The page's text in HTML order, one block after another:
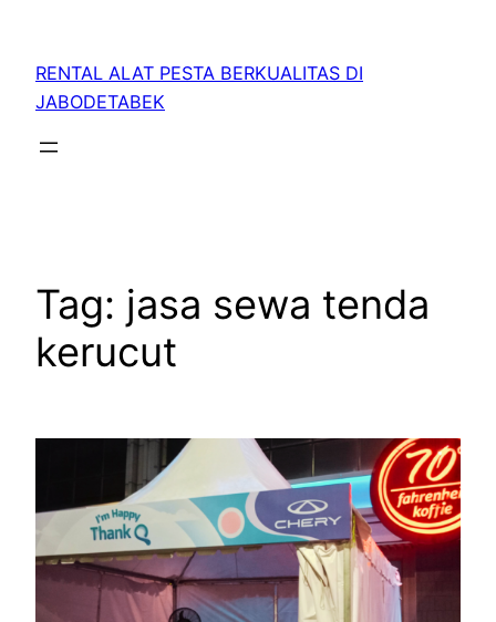
RENTAL ALAT PESTA BERKUALITAS DI
JABODETABEK
Tag: jasa sewa tenda
kerucut